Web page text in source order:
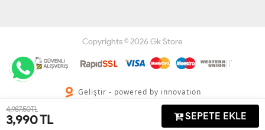
4,987.50 TL
3,990TL SEPETE EKLE
Copyrights © 2026 Gk Store
Geliştir - powered by innovation
Anasayfa Sipariş Takibi İletişim